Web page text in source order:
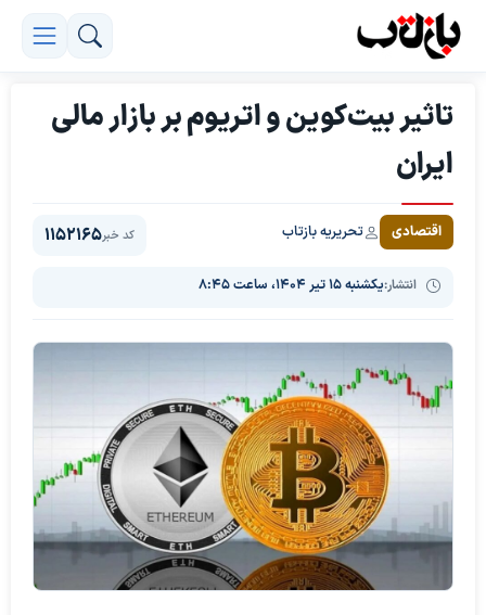
تاثیر بیت‌کوین و اتریوم بر بازار مالی
ایران
اقتصادی تحریریه بازتاب
انتشار:یکشنبه ۱۵ تیر ۱۴۰۴، ساعت ۸:۴۵
کد خبر1152165